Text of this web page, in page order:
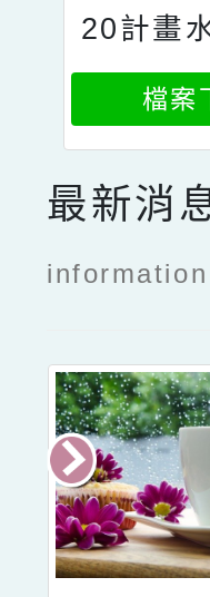
20計畫
活動划
及sup
檔案
最新消
information